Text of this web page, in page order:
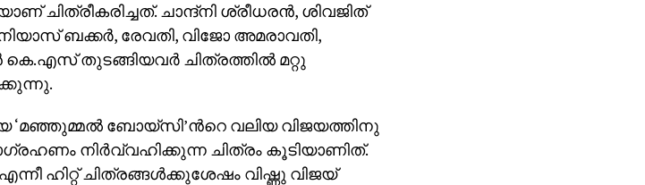
ചാന്ദ്നി ശ്രീധരൻ, ശിവജിത്
ബക്കർ, രേവതി, വിജോ അമരാവതി,
കെ.എസ് തുടങ്ങിയവർ ചിത്രത്തിൽ മറ്റു
‘മഞ്ഞുമ്മൽ ബോയ്‌സി’ന്‍റെ വലിയ വിജയത്തിനു
നിർവ്വഹിക്കുന്ന ചിത്രം കൂടിയാണിത്.
ഹിറ്റ് ചിത്രങ്ങള്‍ക്കുശേഷം വിഷ്ണു വിജയ്‌